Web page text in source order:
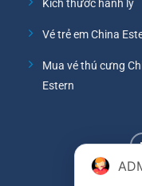
Kích thước hành lý
Vé trẻ em China
Mua vé thú cưng
Estern